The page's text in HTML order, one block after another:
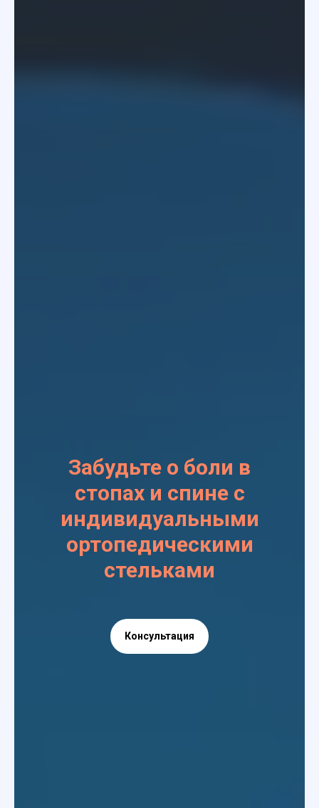
Забудьте о боли в
стопах и спине с
индивидуальными
ортопедическими
стельками
Консультация